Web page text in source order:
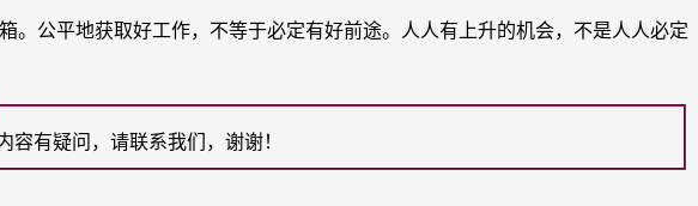
公平地获取好工作，不等于必定有好前途。人人有上升的机会，不是人人必定
有疑问，请联系我们，谢谢！